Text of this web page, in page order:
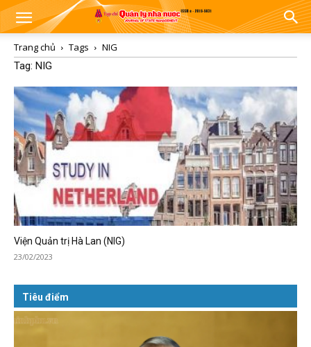
Trang chủ Tags
NIG
Tag: NIG
Viện Quản trị Hà Lan (NIG)
23/02/2023
Tiêu điểm